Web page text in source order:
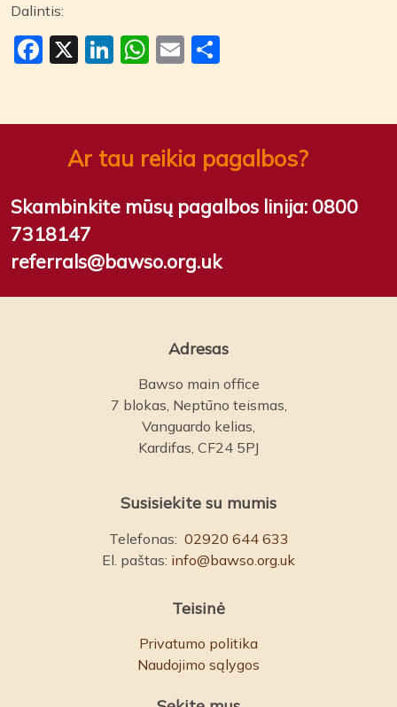
Dalintis:
Facebook
X LinkedIn
WhatsApp
Email
Ar tau reikia pagalbos?
Skambinkite mūsų pagalbos linija: 0800
7318147
referrals@bawso.org.uk
Adresas
Bawso main office
7 blokas, Neptūno teismas,
Vanguardo kelias,
Kardifas, CF24 5PJ
Susisiekite su mumis
Telefonas: 02920 644 633
El. paštas: info@bawso.org.uk
Teisinė
Privatumo politika
Naudojimo sąlygos